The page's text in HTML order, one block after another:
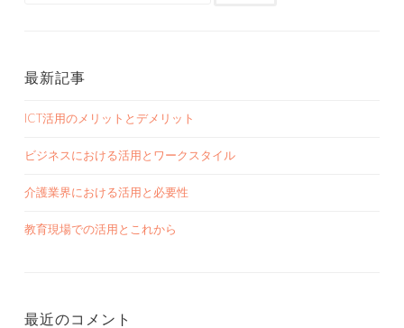
最新記事
ICT活用のメリットとデメリット
ビジネスにおける活用とワークスタイル
介護業界における活用と必要性
教育現場での活用とこれから
最近のコメント